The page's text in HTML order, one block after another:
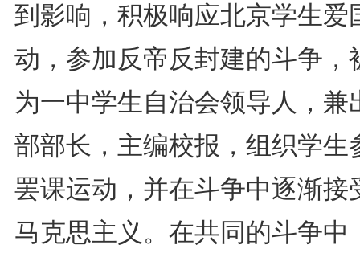
到影响，积极响应北京学生爱
动，参加反帝反封建的斗争，
为一中学生自治会领导人，兼
部部长，主编校报，组织学生
罢课运动，并在斗争中逐渐接
马克思主义。在共同的斗争中